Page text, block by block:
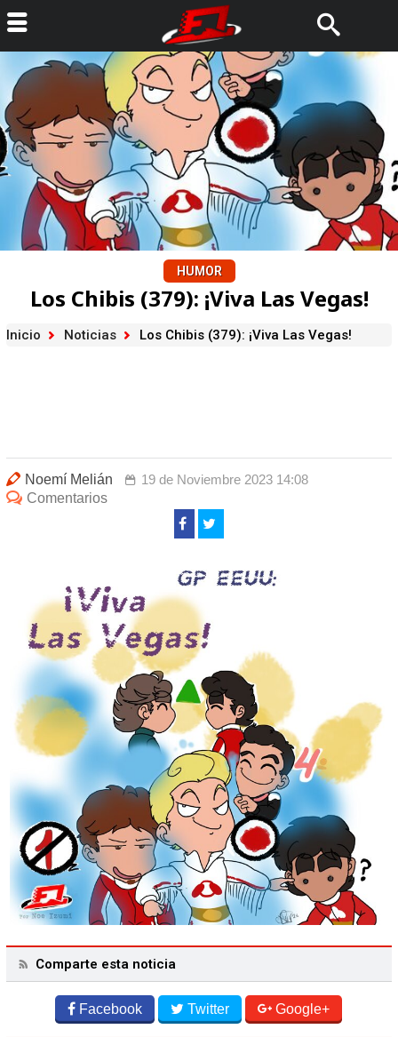
HUMOR
Los Chibis (379): ¡Viva Las Vegas!
Inicio Noticias Los Chibis (379): ¡Viva Las Vegas!
Noemí Melián
19 de Noviembre 2023 14:08
Comentarios
Comparte esta noticia
Facebook Twitter Google+